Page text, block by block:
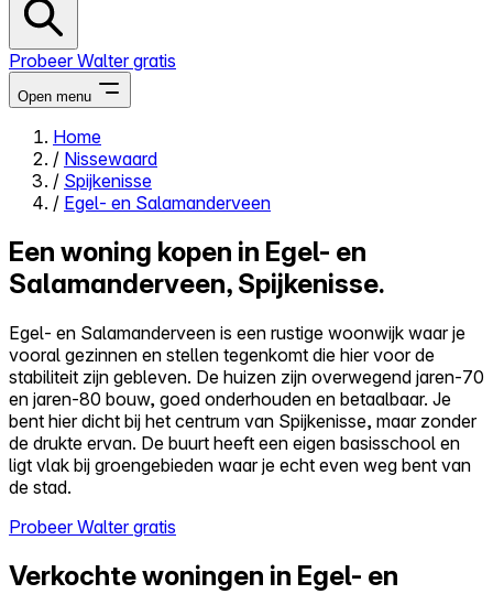
Probeer Walter gratis
Open menu
Close menu
Zelf kopen
Reviews
Prijzen
Log in
Probeer Walter gratis
Home
/ Nissewaard
/ Spijkenisse
/ Egel- en Salamanderveen
Een woning kopen in Egel- en
Salamanderveen, Spijkenisse.
Egel- en Salamanderveen is een rustige woonwijk waar je
vooral gezinnen en stellen tegenkomt die hier voor de
stabiliteit zijn gebleven. De huizen zijn overwegend jaren-70
en jaren-80 bouw, goed onderhouden en betaalbaar. Je
bent hier dicht bij het centrum van Spijkenisse, maar zonder
de drukte ervan. De buurt heeft een eigen basisschool en
ligt vlak bij groengebieden waar je echt even weg bent van
de stad.
Probeer Walter gratis
Verkochte woningen in Egel- en